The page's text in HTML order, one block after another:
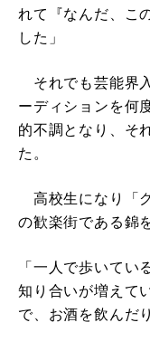
れて『なんだ、こ
した」
それでも芸能界
ーディションを何
的不調となり、そ
た。
高校生になり「
の歓楽街である錦
「一人で歩いてい
知り合いが増えて
で、お酒を飲んだ